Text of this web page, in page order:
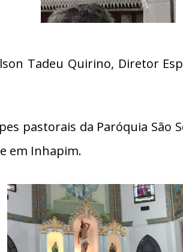
Tadeu Quirino, Diretor
pastorais da Paróquia São
em Inhapim.